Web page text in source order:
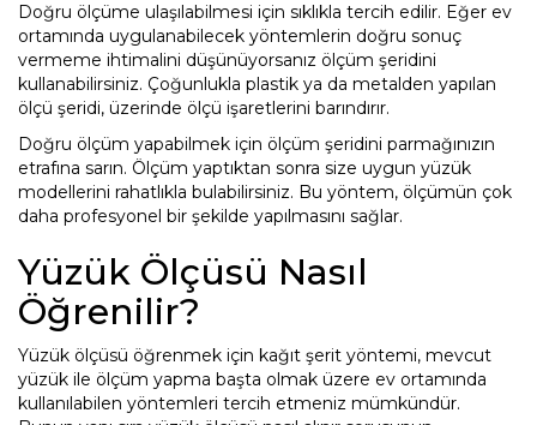
Doğru ölçüme ulaşılabilmesi için sıklıkla tercih edilir. Eğer ev
ortamında uygulanabilecek yöntemlerin doğru sonuç
vermeme ihtimalini düşünüyorsanız ölçüm şeridini
kullanabilirsiniz. Çoğunlukla plastik ya da metalden yapılan
ölçü şeridi, üzerinde ölçü işaretlerini barındırır.
Doğru ölçüm yapabilmek için ölçüm şeridini parmağınızın
etrafına sarın. Ölçüm yaptıktan sonra size uygun yüzük
modellerini rahatlıkla bulabilirsiniz. Bu yöntem, ölçümün çok
daha profesyonel bir şekilde yapılmasını sağlar.
Yüzük Ölçüsü Nasıl
Öğrenilir?
Yüzük ölçüsü öğrenmek için kağıt şerit yöntemi, mevcut
yüzük ile ölçüm yapma başta olmak üzere ev ortamında
kullanılabilen yöntemleri tercih etmeniz mümkündür.